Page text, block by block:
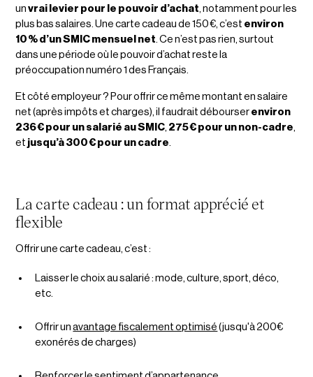
unvrai levier pour le pouvoir d’achat, notamment pour les
plus bas salaires. Une carte cadeau de 150 €, c’est environ
10 % d’un SMIC mensuel net. Ce n’est pas rien, surtout
dans une période où le pouvoir d’achat reste la
préoccupation numéro 1 des Français.
Et côté employeur ? Pour offrir ce même montant en salaire
net (après impôts et charges), il faudrait débourser environ
236 € pour un salarié au SMIC, 275 € pour un non-cadre,
et jusqu’à 300 € pour un cadre.
La carte cadeau : un format apprécié et
flexible
Offrir une carte cadeau, c’est :
Laisser le choix au salarié : mode, culture, sport, déco,
etc.
Offrir unavantage fiscalement optimisé (jusqu'à 200€
exonérés de charges)